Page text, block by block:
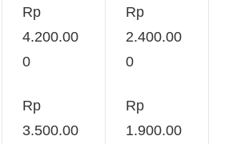
Rp
4.200.00
0
Rp
2.400.00
0
Rp
3.500.00
Rp
1.900.00